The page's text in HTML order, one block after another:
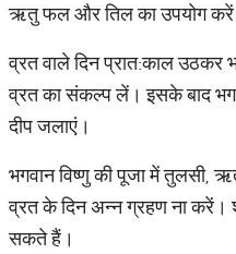
ऋतु फल और तिल का उपयोग करें
व्रत वाले दिन प्रात:काल उठकर
व्रत का संकल्प लें। इसके बाद
दीप जलाएं।
भगवान विष्णु की पूजा में तुलसी,
व्रत के दिन अन्न ग्रहण ना
सकते हैं।